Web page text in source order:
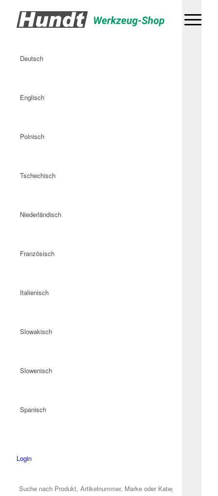
Deutsch
Englisch
Polnisch
Tschechisch
Niederländisch
Französisch
Italienisch
Slowakisch
Slowenisch
Spanisch
Login